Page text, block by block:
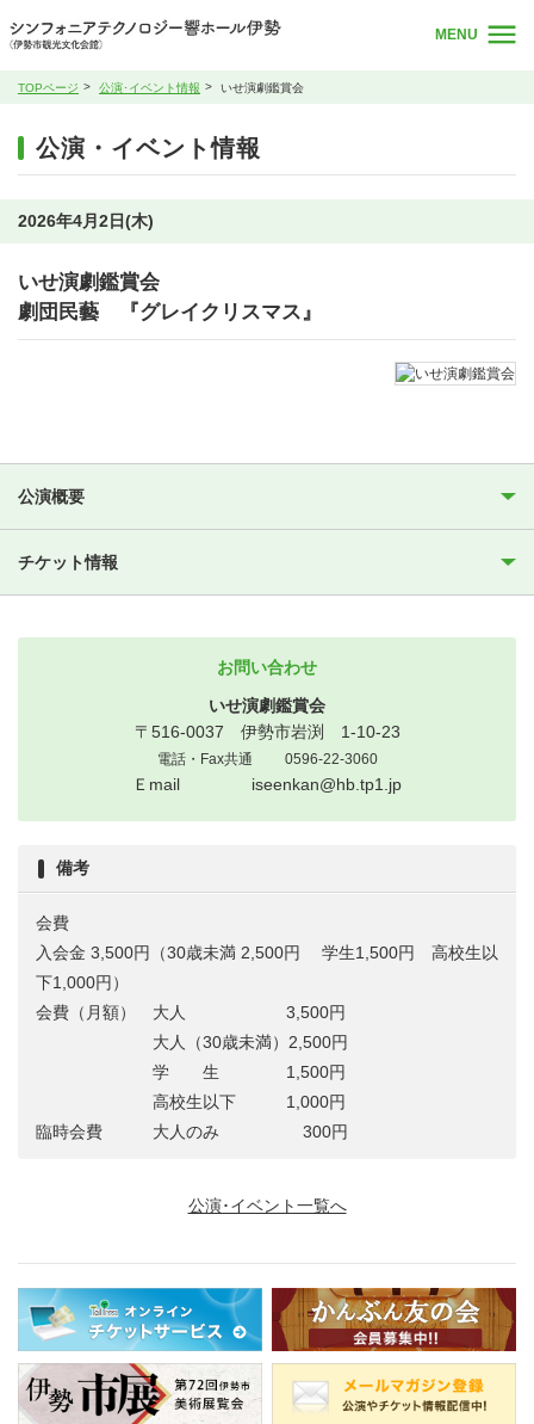
MENU
TOPページ 公演･イベント情報 いせ演劇鑑賞会
公演・イベント情報
2026年4月2日(木)
いせ演劇鑑賞会
劇団民藝 『グレイクリスマス』
公演概要
チケット情報
お問い合わせ
いせ演劇鑑賞会
〒516-0037 伊勢市岩渕 1-10-23
電話・Fax共通 0596-22-3060
Ｅmail iseenkan@hb.tp1.jp
備考
会費
入会金 3,500円（30歳未満 2,500円 学生1,500円 高校生以
下1,000円）
会費（月額） 大人 3,500円
大人（30歳未満）2,500円
学 生 1,500円
高校生以下 1,000円
臨時会費 大人のみ 300円
公演･イベント一覧へ